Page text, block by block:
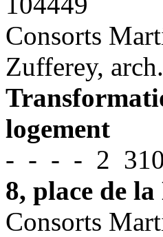
Consorts
Zufferey,
logement
- - - - 2
8, place de
Consorts